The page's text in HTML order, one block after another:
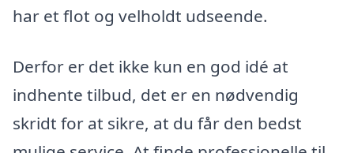
har et flot og velholdt udseende.
Derfor er det ikke kun en god idé at
indhente tilbud, det er en nødvendig
skridt for at sikre, at du får den bedst